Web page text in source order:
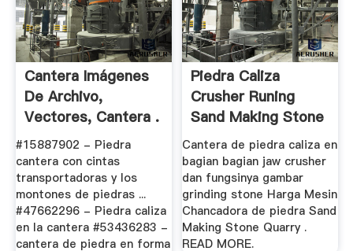
Cantera Imágenes
De Archivo,
Vectores, Cantera .
#15887902 - Piedra
cantera con cintas
transportadoras y los
montones de piedras ...
#47662296 - Piedra caliza
en la cantera #53436283 -
cantera de piedra en forma
Piedra Caliza
Crusher Runing
Sand Making Stone
.
Cantera de piedra caliza en
bagian bagian jaw crusher
dan fungsinya gambar
grinding stone Harga Mesin
Chancadora de piedra Sand
Making Stone Quarry .
READ MORE.